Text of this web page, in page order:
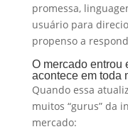
promessa,
usuário para
propenso a
O mercado
acontece em toda
Quando essa
muitos “gurus” da
mercado: